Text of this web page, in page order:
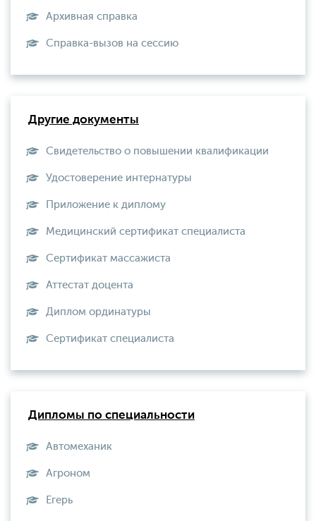
Архивная справка
Справка-вызов на сессию
Другие документы
Свидетельство о повышении квалификации
Удостоверение интернатуры
Приложение к диплому
Медицинский сертификат специалиста
Сертификат массажиста
Аттестат доцента
Диплом ординатуры
Сертификат специалиста
Дипломы по специальности
Автомеханик
Агроном
Егерь